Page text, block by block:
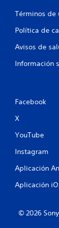
Términos de
Política de
Avisos de
Información
Facebook
X
YouTube
Instagram
Aplicación
Aplicación
© 2026